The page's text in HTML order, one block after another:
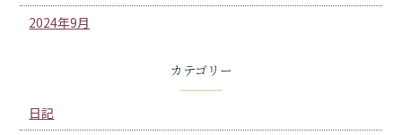
2024年9月
カテゴリー
日記